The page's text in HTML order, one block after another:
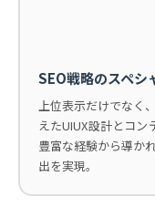
SEO戦略のスペシ
上位表示だけでなく
えたUIUX設計とコ
豊富な経験から導か
出を実現。